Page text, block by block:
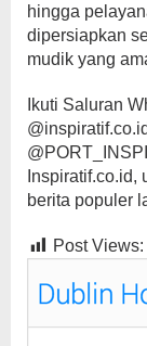
hingga
dipersiapkan
mudik yang
Ikuti Saluran
berita populer
Post Views: